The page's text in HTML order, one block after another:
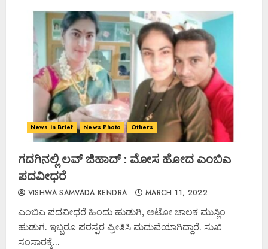
News in Brief News Photo Others
ಗದಗಿನಲ್ಲಿ ಲವ್ ಜಿಹಾದ್ : ಮೋಸ ಹೋದ ಎಂಬಿಎ
ಪದವೀಧರೆ
VISHWA SAMVADA KENDRA MARCH 11, 2022
ಎಂಬಿಎ ಪದವೀಧರೆ ಹಿಂದು ಹುಡುಗಿ, ಅಟೋ ಚಾಲಕ ಮುಸ್ಲಿಂ
ಹುಡುಗ. ಇಬ್ಬರೂ ಪರಸ್ಪರ ಪ್ರೀತಿಸಿ ಮದುವೆಯಾಗಿದ್ದಾರೆ. ಸುಖಿ
ಸಂಸಾರಕ್ಕೆ...